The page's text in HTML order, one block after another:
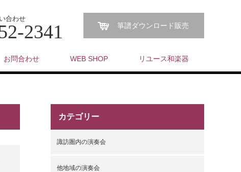
合わせ
2341 箏譜ダウンロード販売
お問合わせ WEB SHOP リユース和楽器
カテゴリー
諏訪圏内の演奏会
他地域の演奏会